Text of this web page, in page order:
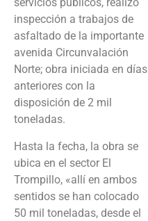
servicios públicos, realizó
inspección a trabajos de
asfaltado de la importante
avenida Circunvalación
Norte; obra iniciada en días
anteriores con la
disposición de 2 mil
toneladas.
Hasta la fecha, la obra se
ubica en el sector El
Trompillo, «allí en ambos
sentidos se han colocado
50 mil toneladas, desde el